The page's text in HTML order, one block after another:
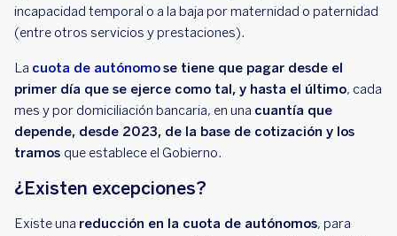
incapacidad temporal o a la baja por maternidad o paternidad
(entre otros servicios y prestaciones).
La cuota de autónomose tiene que pagar desde el
primer día que se ejerce como tal, y hasta el último, cada
mes y por domiciliación bancaria, en una cuantía que
depende, desde 2023, de la base de cotización y los
tramos que establece el Gobierno.
¿Existen excepciones?
Existe una reducción en la cuota de autónomos, para